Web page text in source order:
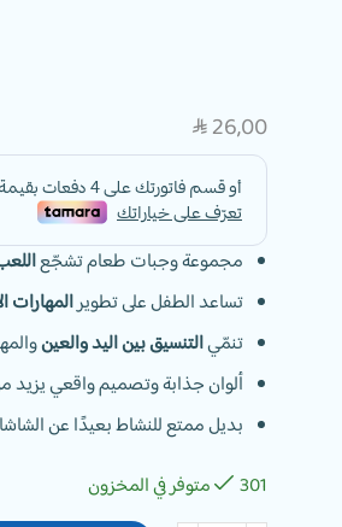
SAR 26,00
مجموعة وجبات طعام تشجّع
تساعد الطفل على تطويرالمهارات
تنمّيالتنسيق بين اليد والعين
ألوان جذابة وتصميم واقعي يزيد
بديل ممتع للنشاط بعيدًا عن
301 متوفر في المخزون